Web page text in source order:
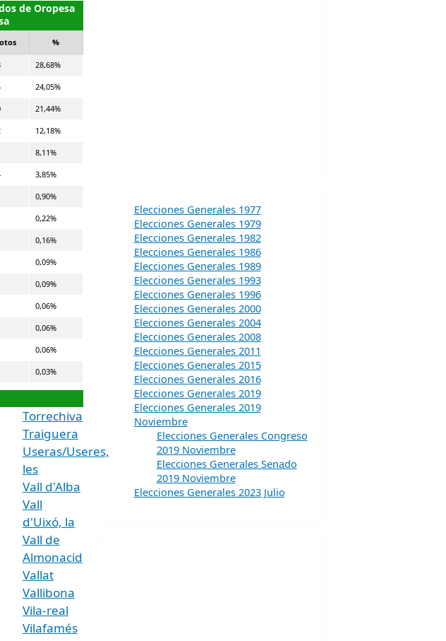
de Oropesa
%
28,68%
24,05%
21,44%
12,18%
8,11%
3,85%
0,90%
0,22%
0,16%
0,09%
0,09%
0,06%
0,06%
0,06%
0,03%
Torrechiva
Traiguera
Useras/Useres,
les
Vall d'Alba
Vall
d'Uixó, la
Vall de
Almonacid
Vallat
Vallibona
Vila-real
Vilafamés
Elecciones Generales 1977
Elecciones Generales 1979
Elecciones Generales 1982
Elecciones Generales 1986
Elecciones Generales 1989
Elecciones Generales 1993
Elecciones Generales 1996
Elecciones Generales 2000
Elecciones Generales 2004
Elecciones Generales 2008
Elecciones Generales 2011
Elecciones Generales 2015
Elecciones Generales 2016
Elecciones Generales 2019
Elecciones Generales 2019
Noviembre
Elecciones Generales Congreso
2019 Noviembre
Elecciones Generales Senado
2019 Noviembre
Elecciones Generales 2023 Julio